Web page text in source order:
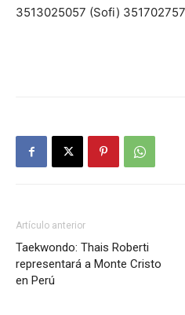
3513025057 (Sofi)
Artículo anterior
Taekwondo: Thais Roberti
representará a Monte Cristo
en Perú